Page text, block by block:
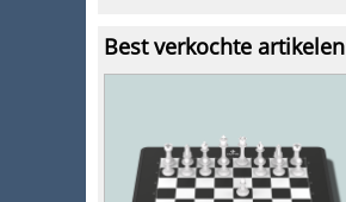
Best verkochte artikelen